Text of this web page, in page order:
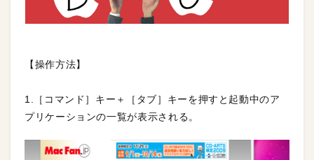
【操作方法】
1.［コマンド］キー＋［タブ］キーを押すと起動中のア
プリケーションの一覧が表示される。